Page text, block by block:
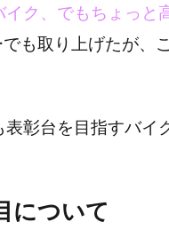
ク、でもちょっと
も取り上げたが、
彰台を目指すバイ
について